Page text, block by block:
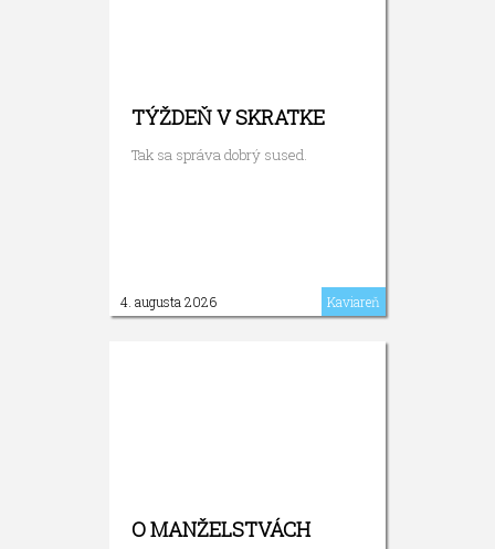
TÝŽDEŇ V SKRATKE
Tak sa správa dobrý sused.
4. augusta 2026 Kaviareň
O MANŽELSTVÁCH